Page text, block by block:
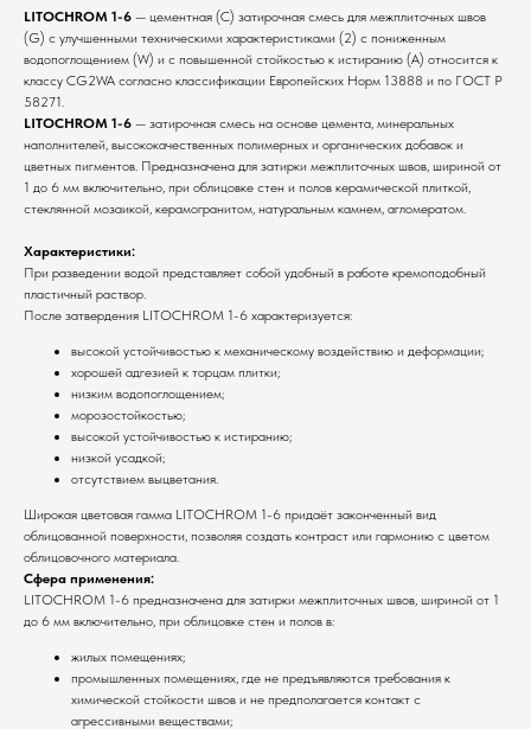
LITOCHROM 1-6 — цементная (С) затирочная смесь для межплиточных швов
(G) с улучшенными техническими характеристиками (2) с пониженным
водопоглощением (W) и с повышенной стойкостью к истиранию (A) относится к
классу CG2WA согласно классификации Европейских Норм 13888 и по ГОСТ Р
58271.
LITOCHROM 1-6 — затирочная смесь на основе цемента, минеральных
наполнителей, высококачественных полимерных и органических добавок и
цветных пигментов. Предназначена для затирки межплиточных швов, шириной от
1 до 6 мм включительно, при облицовке стен и полов керамической плиткой,
стеклянной мозаикой, керамогранитом, натуральным камнем, агломератом.
Характеристики:
При разведении водой представляет собой удобный в работе кремоподобный
пластичный раствор.
После затвердения LITOCHROM 1-6 характеризуется:
высокой устойчивостью к механическому воздействию и деформации;
хорошей адгезией к торцам плитки;
низким водопоглощением;
морозостойкостью;
высокой устойчивостью к истиранию;
низкой усадкой;
отсутствием выцветания.
Широкая цветовая гамма LITOCHROM 1-6 придаёт законченный вид
облицованной поверхности, позволяя создать контраст или гармонию с цветом
облицовочного материала.
Сфера применения:
LITOCHROM 1-6 предназначена для затирки межплиточных швов, шириной от 1
до 6 мм включительно, при облицовке стен и полов в:
жилых помещениях;
промышленных помещениях, где не предъявляются требования к
химической стойкости швов и не предполагается контакт с
агрессивными веществами;